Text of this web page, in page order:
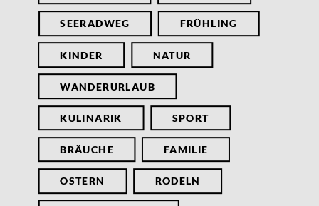
SEERADWEG FRÜHLING
KINDER NATUR
WANDERURLAUB
KULINARIK SPORT
BRÄUCHE FAMILIE
OSTERN RODELN